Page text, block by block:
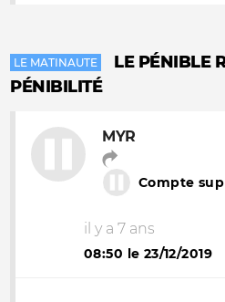
LE MATINAUTE
LE PÉNIBLE
PÉNIBILITÉ
MYR
Compte
il y a 7 ans
08:50 le 23/12/2019